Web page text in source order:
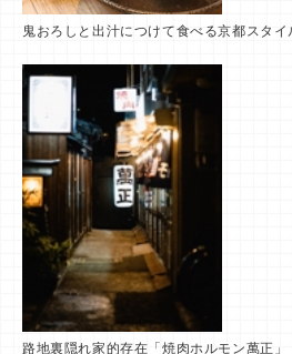
鬼おろしと出汁につけて食べる京都スタイ
路地裏隠れ家的存在「焼肉ホルモン萬正」